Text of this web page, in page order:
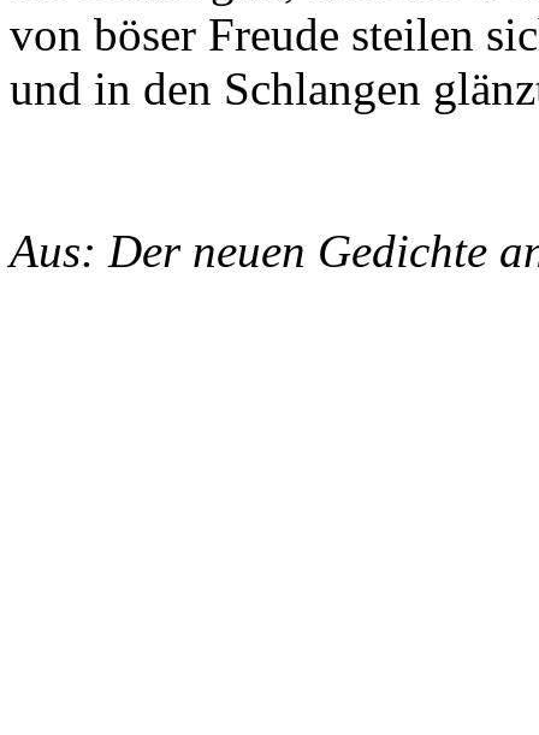
von böser Freude steilen
und in den Schlangen
Aus: Der neuen Gedichte